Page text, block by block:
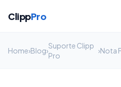
ClippPro
Home›Blog›
Suporte Clipp
Pro
›